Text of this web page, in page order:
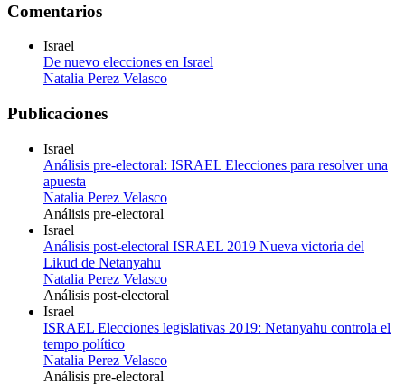
Comentarios
Israel
De nuevo elecciones en Israel
Natalia Perez Velasco
Publicaciones
Israel
Análisis pre-electoral: ISRAEL Elecciones para resolver una
apuesta
Natalia Perez Velasco
Análisis pre-electoral
Israel
Análisis post-electoral ISRAEL 2019 Nueva victoria del
Likud de Netanyahu
Natalia Perez Velasco
Análisis post-electoral
Israel
ISRAEL Elecciones legislativas 2019: Netanyahu controla el
tempo político
Natalia Perez Velasco
Análisis pre-electoral